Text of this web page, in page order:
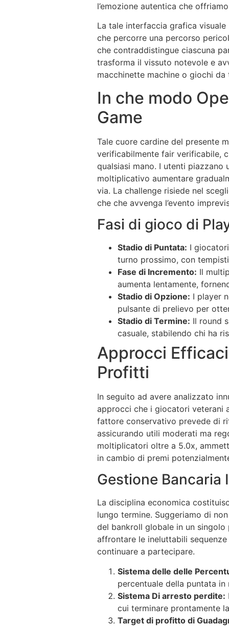
l’emozione autentica che
La tale interfaccia grafica
che percorre una percorso
che contraddistingue ciascuna
trasforma il vissuto notevole e
macchinette machine o giochi da
In che modo
Game
Tale cuore cardine del presente
verificabilmente fair verificabile,
qualsiasi mano. I utenti
moltiplicativo aumentare
via. La challenge risiede nel
che che avvenga l’evento
Fasi di gioco di
Stadio di Puntata: I
turno prossimo, con
Fase di Incremento: Il
aumenta lentamente,
Stadio di Opzione: I player
pulsante di prelievo per
Stadio di Termine: Il round
casuale, stabilendo chi ha
Approcci
Profitti
In seguito ad avere analizzato
approcci che i giocatori veterani
fattore conservativo prevede di
assicurando utili moderati ma
moltiplicatori oltre a 5.0x,
in cambio di premi
Gestione Bancaria
La disciplina economica
lungo termine. Suggeriamo di
del bankroll globale in un
affrontare le ineluttabili
continuare a partecipare.
Sistema delle delle
percentuale della puntata
Sistema Di arresto perdite:
cui terminare prontamente
Target di profitto di